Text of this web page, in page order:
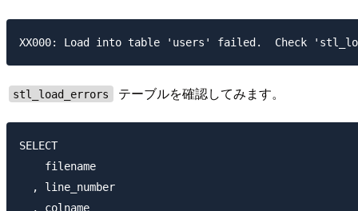
stl_load_errors テーブルを確認してみます。
SELECT
    filename
  , line_number
  , colname